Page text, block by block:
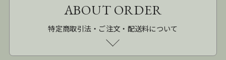
ABOUT ORDER
特定商取引法・ご注文・配送料について